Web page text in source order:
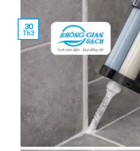
30
Th3